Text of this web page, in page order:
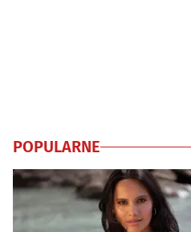
POPULARNE